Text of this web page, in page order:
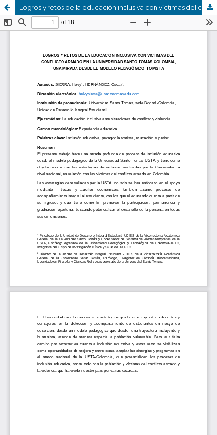
Logros y retos de la educación inclusiva con víctimas del conflicto armados en la universidad Santo Tomás Colombia, una mirada desde el modelo pedagógico tomista